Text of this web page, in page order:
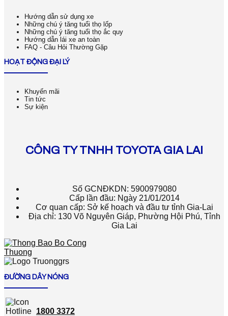
Hướng dẫn sử dụng xe
Những chú ý tăng tuổi thọ lốp
Những chú ý tăng tuổi thọ ắc quy
Hướng dẫn lái xe an toàn
FAQ - Câu Hỏi Thường Gặp
HOẠT ĐỘNG ĐẠI LÝ
Khuyến mãi
Tin tức
Sự kiện
CÔNG TY TNHH TOYOTA GIA LAI
Số GCNĐKDN: 5900979080
Cấp lần đầu: Ngày 21/01/2014
Cơ quan cấp: Sở kế hoạch và đầu tư tỉnh Gia-Lai
Địa chỉ: 130 Võ Nguyên Giáp, Phường Hội Phú, Tỉnh
Gia Lai
ĐƯỜNG DÂY NÓNG
1800 3372